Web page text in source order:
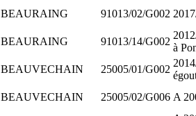
BEAURAING 91013/02/G002
BEAURAING 91013/14/G002
à
BEAUVECHAIN 25005/01/G002
BEAUVECHAIN 25005/02/G006 A